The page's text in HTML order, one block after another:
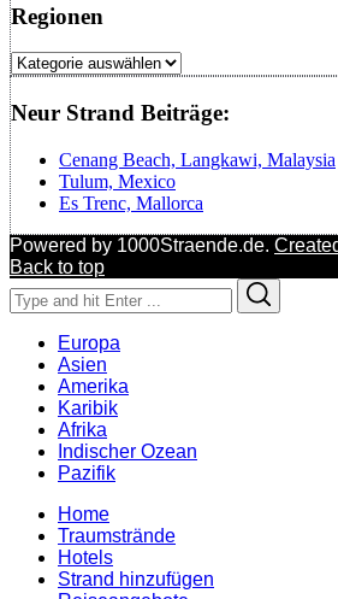
Regionen
Regionen
Neur Strand Beiträge:
Cenang Beach, Langkawi, Malaysia
Tulum, Mexico
Es Trenc, Mallorca
Powered by 1000Straende.de.
Back to top
Search
for:
Europa
Asien
Amerika
Karibik
Afrika
Indischer Ozean
Pazifik
Home
Traumstrände
Hotels
Strand hinzufügen